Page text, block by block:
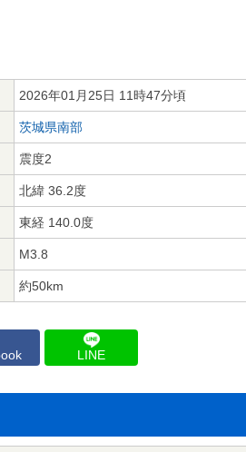
2026年01月25日 11時47分頃
茨城県南部
震度2
北緯 36.2度
東経 140.0度
M3.8
約50km
LINE